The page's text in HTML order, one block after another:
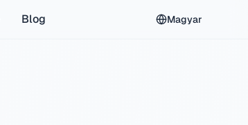
Blog Magyar